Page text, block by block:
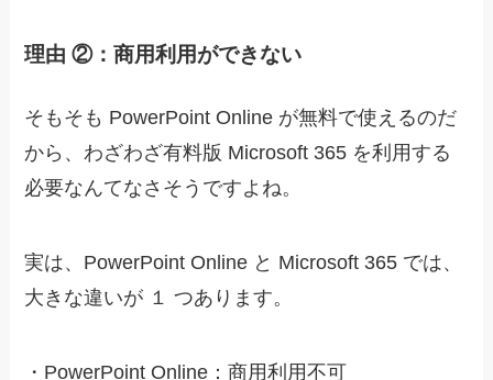
理由 ②：商用利用ができない
そもそも PowerPoint Online が無料で使えるのだ
から、わざわざ有料版 Microsoft 365 を利用する
必要なんてなさそうですよね。
実は、PowerPoint Online と Microsoft 365 では、
大きな違いが １ つあります。
・PowerPoint Online：商用利用不可